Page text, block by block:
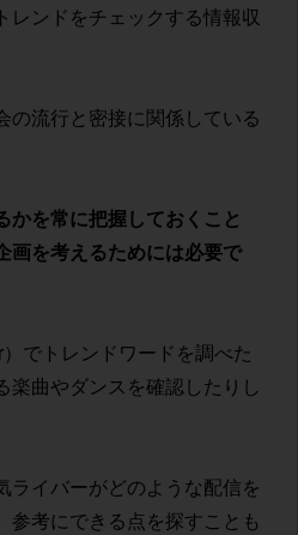
レンドをチェックする情報収
の流行と密接に関係している
かを常に把握しておくこと
画を考えるためには必要で
でトレンドワードを調べた
楽曲やダンスを確認したりし
ライバーがどのような配信を
参考にできる点を探すことも